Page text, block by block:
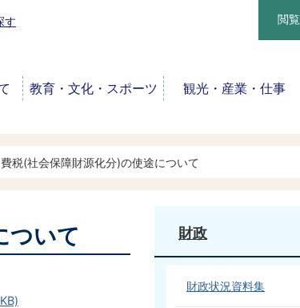
す 閲
教育・文化・スポーツ 観光・産業・仕事
税(社会保障財源化分)の使途について
ついて 財政
財政状況資料集